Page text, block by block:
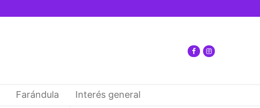
Farándula Interés general